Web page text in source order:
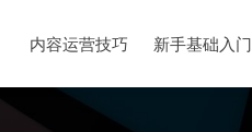
内容运营技巧 新手基础入门